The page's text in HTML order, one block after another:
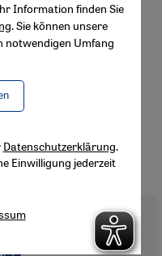
Die ganze Welt
tragender
In Wirklichkeit
schon seit
arabische
Information finden Sie
. Sie können unsere
notwendigen Umfang
Datenschutzerklärung.
Einwilligung jederzeit